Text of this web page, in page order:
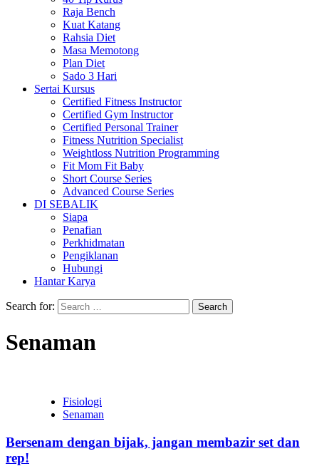
Raja Bench
Kuat Katang
Rahsia Diet
Masa Memotong
Plan Diet
Sado 3 Hari
Sertai Kursus
Certified Fitness Instructor
Certified Gym Instructor
Certified Personal Trainer
Fitness Nutrition Specialist
Weightloss Nutrition Programming
Fit Mom Fit Baby
Short Course Series
Advanced Course Series
DI SEBALIK
Siapa
Penafian
Perkhidmatan
Pengiklanan
Hubungi
Hantar Karya
Search for:
Senaman
Fisiologi
Senaman
Bersenam dengan bijak, jangan membazir set dan
rep!